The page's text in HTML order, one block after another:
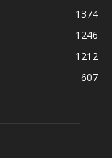
1374
1246
1212
607